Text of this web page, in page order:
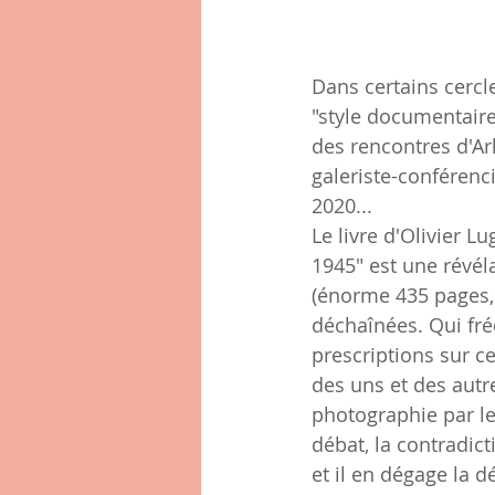
Dans certains
"style
des rencontres
galeriste-
2020...
Le livre d'Olivier
1945" est une
(énorme 435
déchaînées. Qui
prescriptions sur
des uns et des
photographie par
débat, la
et il en dégage la